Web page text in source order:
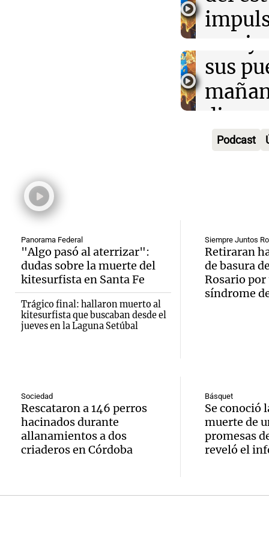
Deportes
Episodios
Villa
Panorama
Episodios
la
sus
Audio.
María
Panorama
Episodios
Audio.
relato
Greco
de
para
Audio.
inicia
para
nuevos
casa
para
Audio.
Podcast
Panorama Federal
"Algo pasó al aterrizar":
dudas sobre la muerte del
kitesurfista en Santa Fe
Trágico final: hallaron muerto al
kitesurfista que buscaban desde el
jueves en la Laguna Setúbal
Siempre Juntos
Retiraran
de basura
Rosario por
síndrome
Sociedad
Rescataron a 146 perros
hacinados durante
allanamientos a dos
criaderos en Córdoba
Básquet
Se conoció
muerte de
promesas
reveló el